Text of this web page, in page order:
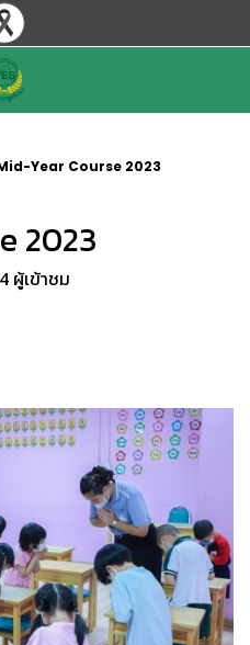
Year Course 2023
2023
ผู้เข้าชม